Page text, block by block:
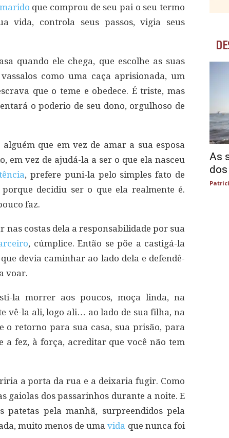
marido que comprou de seu pai o seu termo
vida, controla seus passos, vigia seus
quando ele chega, que escolhe as suas
vassalos como uma caça aprisionada, um
que o teme e obedece. É triste, mas
o poderio de seu dono, orgulhoso de
que em vez de amar a sua esposa
em vez de ajudá-la a ser o que ela nasceu
, prefere puni-la pelo simples fato de
decidiu ser o que ela realmente é.
faz.
nas costas dela a responsabilidade por sua
, cúmplice. Então se põe a castigá-la
devia caminhar ao lado dela e defendê-
voar.
la morrer aos poucos, moça linda, na
vê-la ali, logo ali… ao lado de sua filha, na
o retorno para sua casa, sua prisão, para
fez, à força, acreditar que você não tem
a porta da rua e a deixaria fugir. Como
gaiolas dos passarinhos durante a noite. E
pela manhã, surpreendidos pela
muito menos de umavida que nunca foi
As